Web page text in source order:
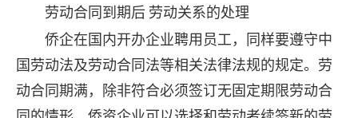
劳动合同到期后 劳动关系的处理
侨企在国内开办企业聘用员工，同样要遵守中
国劳动法及劳动合同法等相关法律法规的规定。劳
动合同期满，除非符合必须签订无固定期限劳动合